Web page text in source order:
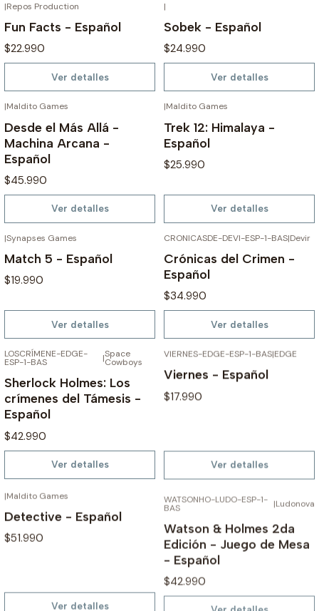
|Repos Production
Fun Facts - Español
$22.990
Ver detalles
|
Sobek - Español
$24.990
Ver detalles
|Maldito Games
Desde el Más Allá -
Machina Arcana -
Español
$45.990
Ver detalles
|Maldito Games
Trek 12: Himalaya -
Español
$25.990
Ver detalles
|Synapses Games
Match 5 - Español
$19.990
Ver detalles
AGOTADO
CRONICASDE-DEVI-ESP-1-BAS|Devir
Crónicas del Crimen -
Español
$34.990
Ver detalles
AGOTADO
LOSCRÍMENE-EDGE-
ESP-1-BAS |Space
Cowboys
Sherlock Holmes: Los
crímenes del Támesis -
Español
$42.990
Ver detalles
AGOTADO
VIERNES-EDGE-ESP-1-BAS|EDGE
Viernes - Español
$17.990
Ver detalles
|Maldito Games
Detective - Español
$51.990
Ver detalles
AGOTADO
WATSONHO-LUDO-ESP-1-
BAS |Ludonova
Watson & Holmes 2da
Edición - Juego de Mesa
- Español
$42.990
Ver detalles